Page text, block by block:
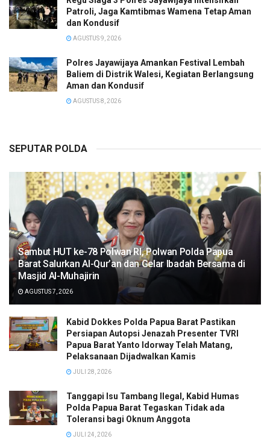
Patroli, Jaga Kamtibmas Wamena Tetap Aman
dan Kondusif
AGUSTUS 9, 2026
Polres Jayawijaya Amankan Festival Lembah
Baliem di Distrik Walesi, Kegiatan Berlangsung
Aman dan Kondusif
AGUSTUS 8, 2026
SEPUTAR POLDA
Sambut HUT ke-78 Polwan RI, Polwan Polda Papua
Barat Salurkan Al-Qur’an dan Gelar Ibadah Bersama di
Masjid Al-Muhajirin
AGUSTUS 7, 2026
Kabid Dokkes Polda Papua Barat Pastikan
Persiapan Autopsi Jenazah Presenter TVRI
Papua Barat Yanto Idorway Telah Matang,
Pelaksanaan Dijadwalkan Kamis
JULI 28, 2026
Tanggapi Isu Tambang Ilegal, Kabid Humas
Polda Papua Barat Tegaskan Tidak ada
Toleransi bagi Oknum Anggota
JULI 24, 2026